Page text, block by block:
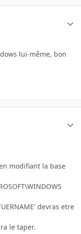
lui-même, bon
modifiant la base
devras etre
le taper.